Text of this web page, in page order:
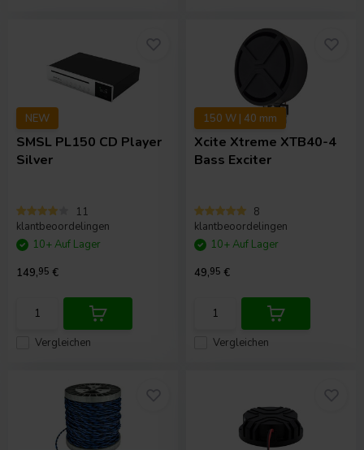
NEW
SMSL PL150 CD Player
Silver
11
klantbeoordelingen
Vergleichen
10+ Auf Lager
149,95 €
150 W | 40 mm
Xcite Xtreme XTB40-4
Bass Exciter
8
klantbeoordelingen
Vergleichen
10+ Auf Lager
49,95 €